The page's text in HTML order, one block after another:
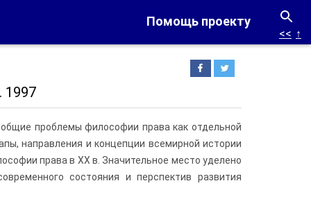
Помощь проекту
<< ↑
1997
проблемы философии права как отдельной
направления и концепции всемирной истории
права в XX в. Значительное место уделено
состояния и перспектив развития